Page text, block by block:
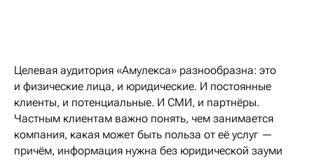
Целевая аудитория «Амулекса» разнообразна: это
и физические лица, и юридические. И постоянные
клиенты, и потенциальные. И СМИ, и партнёры.
Частным клиентам важно понять, чем занимается
компания, какая может быть польза от её услуг —
причём, информация нужна без юридической зауми